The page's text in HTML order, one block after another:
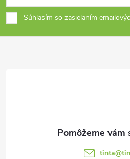
á
p
Súhlasím so zasielaním
tinta@